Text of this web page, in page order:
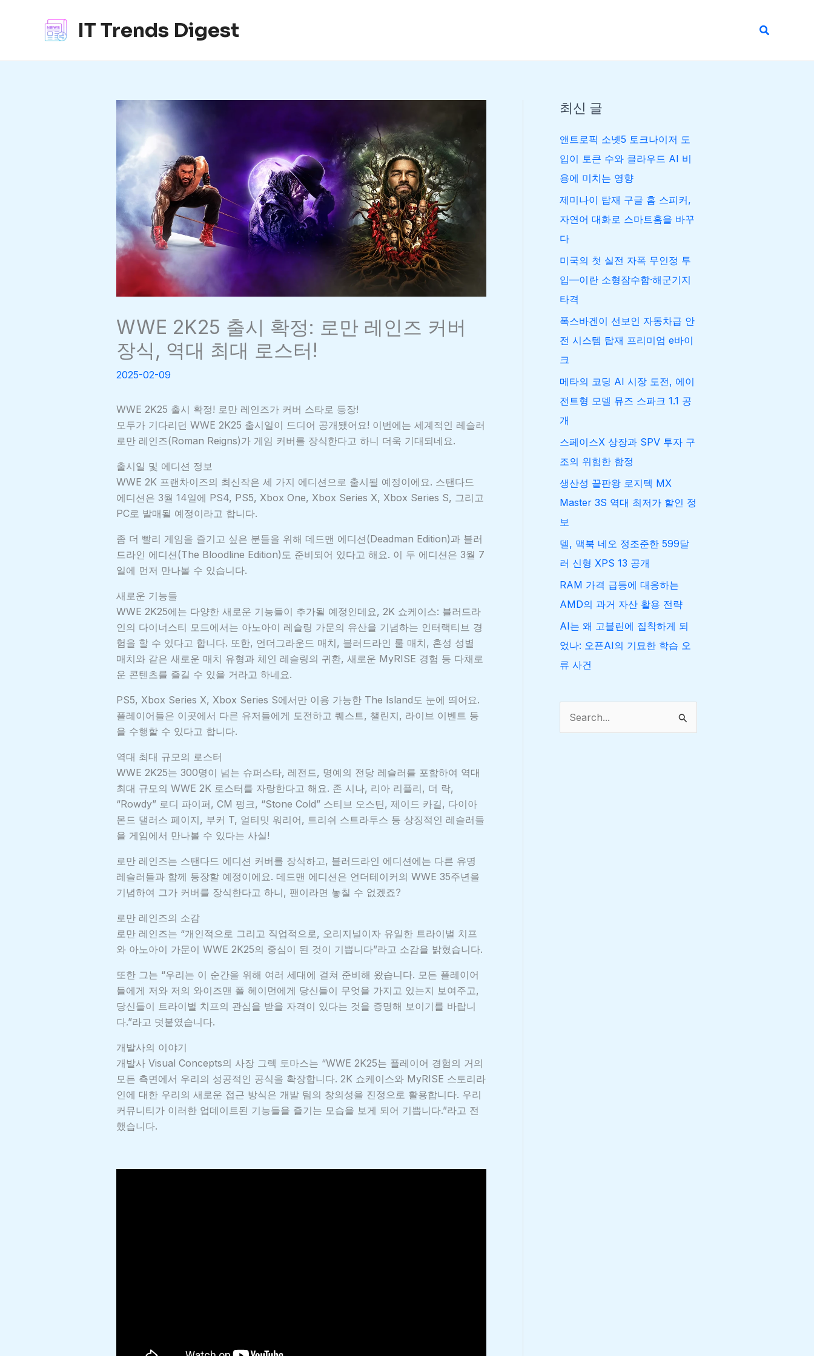
IT Trends Digest
검
WWE 2K25 출시 확정: 로만 레인즈 커버
장식, 역대 최대 로스터!
2025-02-09
WWE 2K25 출시 확정! 로만 레인즈가 커버 스타로 등장!
모두가 기다리던 WWE 2K25 출시일이 드디어 공개됐어요! 이번에는 세계적인 레슬러
로만 레인즈(Roman Reigns)가 게임 커버를 장식한다고 하니 더욱 기대되네요.
출시일 및 에디션 정보
WWE 2K 프랜차이즈의 최신작은 세 가지 에디션으로 출시될 예정이에요. 스탠다드
에디션은 3월 14일에 PS4, PS5, Xbox One, Xbox Series X, Xbox Series S, 그리고
PC로 발매될 예정이라고 합니다.
좀 더 빨리 게임을 즐기고 싶은 분들을 위해 데드맨 에디션(Deadman Edition)과 블러
드라인 에디션(The Bloodline Edition)도 준비되어 있다고 해요. 이 두 에디션은 3월 7
일에 먼저 만나볼 수 있습니다.
새로운 기능들
WWE 2K25에는 다양한 새로운 기능들이 추가될 예정인데요, 2K 쇼케이스: 블러드라
인의 다이너스티 모드에서는 아노아이 레슬링 가문의 유산을 기념하는 인터랙티브 경
험을 할 수 있다고 합니다. 또한, 언더그라운드 매치, 블러드라인 룰 매치, 혼성 성별
매치와 같은 새로운 매치 유형과 체인 레슬링의 귀환, 새로운 MyRISE 경험 등 다채로
운 콘텐츠를 즐길 수 있을 거라고 하네요.
PS5, Xbox Series X, Xbox Series S에서만 이용 가능한 The Island도 눈에 띄어요.
플레이어들은 이곳에서 다른 유저들에게 도전하고 퀘스트, 챌린지, 라이브 이벤트 등
을 수행할 수 있다고 합니다.
역대 최대 규모의 로스터
WWE 2K25는 300명이 넘는 슈퍼스타, 레전드, 명예의 전당 레슬러를 포함하여 역대
최대 규모의 WWE 2K 로스터를 자랑한다고 해요. 존 시나, 리아 리플리, 더 락,
“Rowdy” 로디 파이퍼, CM 펑크, “Stone Cold” 스티브 오스틴, 제이드 카길, 다이아
몬드 댈러스 페이지, 부커 T, 얼티밋 워리어, 트리쉬 스트라투스 등 상징적인 레슬러들
을 게임에서 만나볼 수 있다는 사실!
로만 레인즈는 스탠다드 에디션 커버를 장식하고, 블러드라인 에디션에는 다른 유명
레슬러들과 함께 등장할 예정이에요. 데드맨 에디션은 언더테이커의 WWE 35주년을
기념하여 그가 커버를 장식한다고 하니, 팬이라면 놓칠 수 없겠죠?
로만 레인즈의 소감
로만 레인즈는 “개인적으로 그리고 직업적으로, 오리지널이자 유일한 트라이벌 치프
와 아노아이 가문이 WWE 2K25의 중심이 된 것이 기쁩니다”라고 소감을 밝혔습니다.
또한 그는 “우리는 이 순간을 위해 여러 세대에 걸쳐 준비해 왔습니다. 모든 플레이어
들에게 저와 저의 와이즈맨 폴 헤이먼에게 당신들이 무엇을 가지고 있는지 보여주고,
당신들이 트라이벌 치프의 관심을 받을 자격이 있다는 것을 증명해 보이기를 바랍니
다.”라고 덧붙였습니다.
개발사의 이야기
개발사 Visual Concepts의 사장 그렉 토마스는 “WWE 2K25는 플레이어 경험의 거의
모든 측면에서 우리의 성공적인 공식을 확장합니다. 2K 쇼케이스와 MyRISE 스토리라
인에 대한 우리의 새로운 접근 방식은 개발 팀의 창의성을 진정으로 활용합니다. 우리
커뮤니티가 이러한 업데이트된 기능들을 즐기는 모습을 보게 되어 기쁩니다.”라고 전
했습니다.
최신 글
앤트로픽 소넷5 토크나이저 도
입이 토큰 수와 클라우드 AI 비
용에 미치는 영향
제미나이 탑재 구글 홈 스피커,
자연어 대화로 스마트홈을 바꾸
다
미국의 첫 실전 자폭 무인정 투
입—이란 소형잠수함·해군기지
타격
폭스바겐이 선보인 자동차급 안
전 시스템 탑재 프리미엄 e바이
크
메타의 코딩 AI 시장 도전, 에이
전트형 모델 뮤즈 스파크 1.1 공
개
스페이스X 상장과 SPV 투자 구
조의 위험한 함정
생산성 끝판왕 로지텍 MX
Master 3S 역대 최저가 할인 정
보
델, 맥북 네오 정조준한 599달
러 신형 XPS 13 공개
RAM 가격 급등에 대응하는
AMD의 과거 자산 활용 전략
AI는 왜 고블린에 집착하게 되
었나: 오픈AI의 기묘한 학습 오
류 사건